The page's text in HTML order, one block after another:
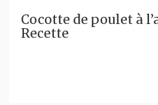
Cocotte de poulet à
Recette